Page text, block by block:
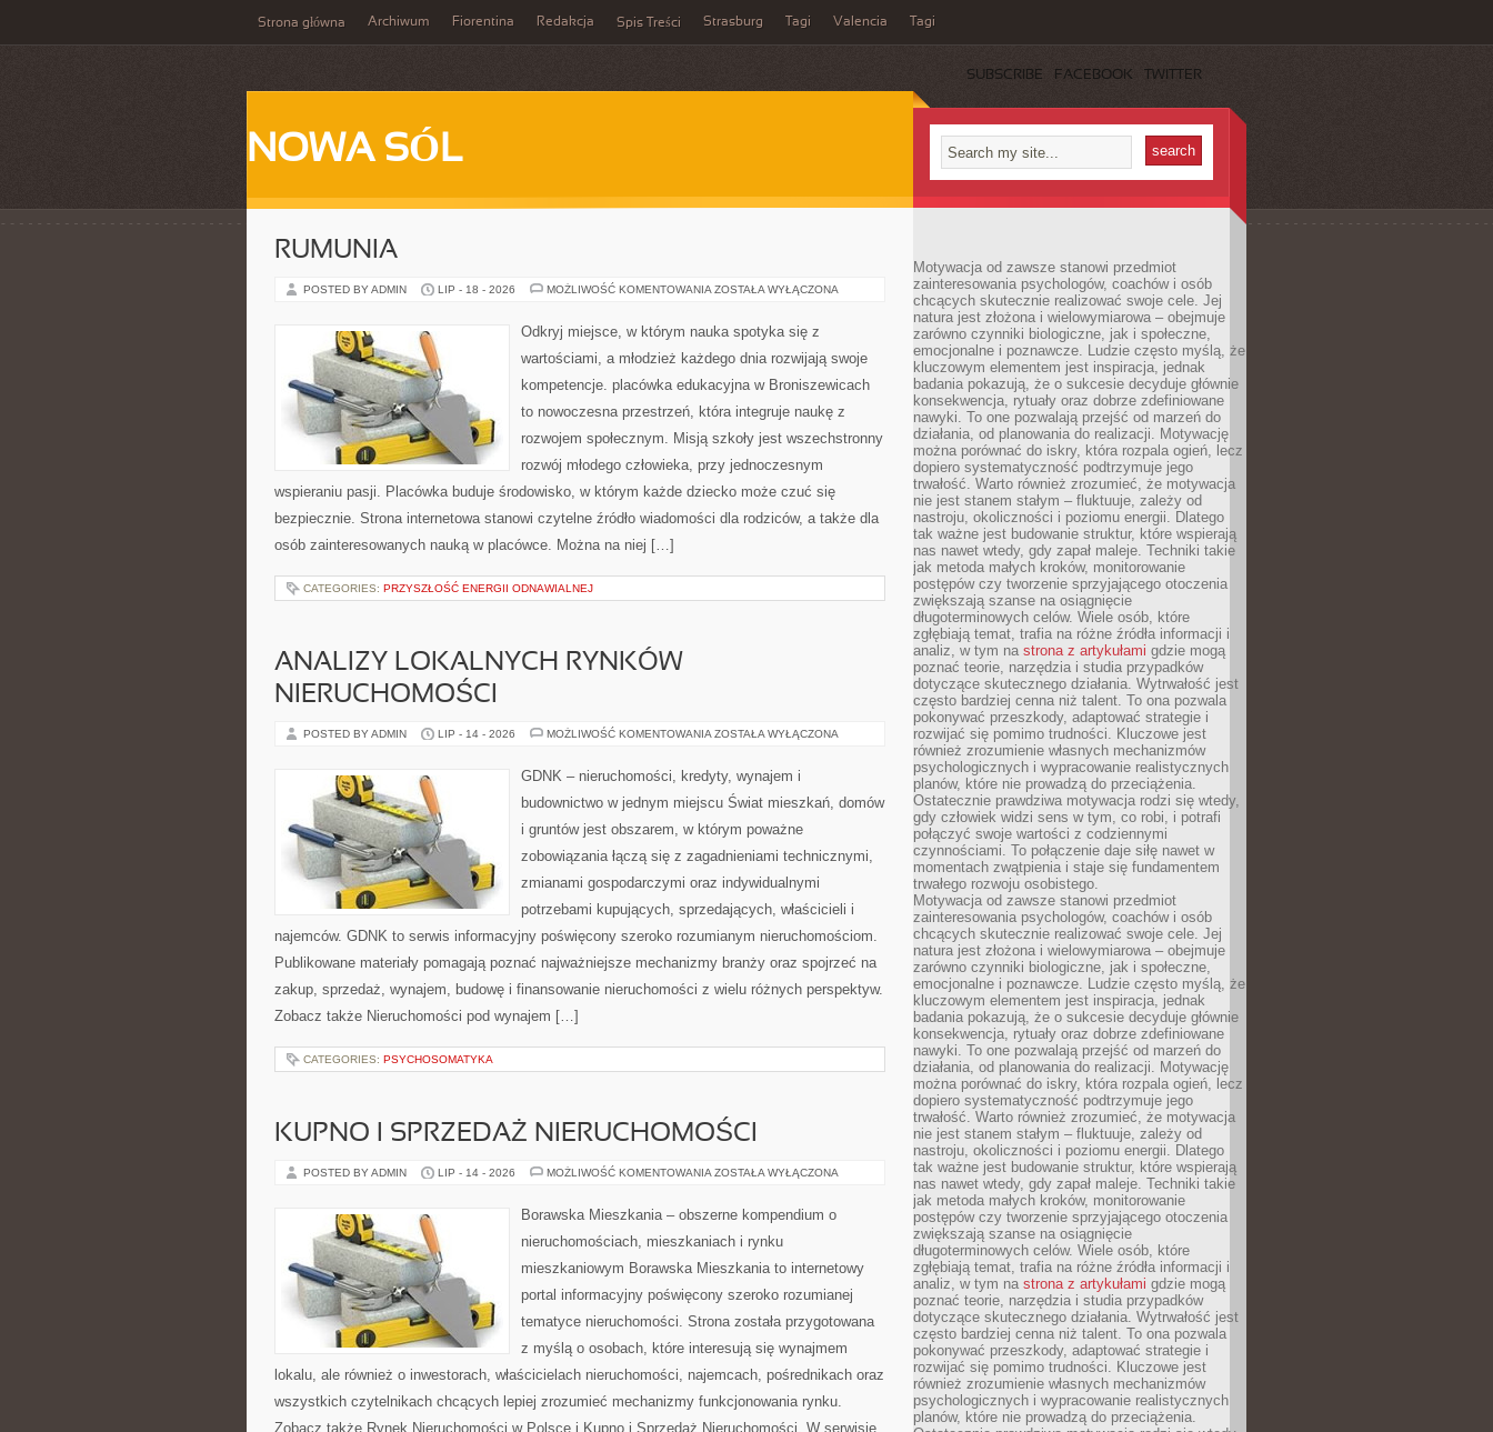
Strona główna Archiwum Fiorentina Redakcja Spis Treści Strasburg Tagi Valencia Tagi
SUBSCRIBE FACEBOOK TWITTER
NOWA SÓL
RUMUNIA
POSTED BY ADMIN LIP - 18 - 2026 MOŻLIWOŚĆ KOMENTOWANIA RUMUNIA
ZOSTAŁA WYŁĄCZONA
Odkryj miejsce, w którym nauka spotyka się z
wartościami, a młodzież każdego dnia rozwijają swoje
kompetencje. placówka edukacyjna w Broniszewicach
to nowoczesna przestrzeń, która integruje naukę z
rozwojem społecznym. Misją szkoły jest wszechstronny
rozwój młodego człowieka, przy jednoczesnym
wspieraniu pasji. Placówka buduje środowisko, w którym każde dziecko może czuć się
bezpiecznie. Strona internetowa stanowi czytelne źródło wiadomości dla rodziców, a także dla
osób zainteresowanych nauką w placówce. Można na niej […]
CATEGORIES: PRZYSZŁOŚĆ ENERGII ODNAWIALNEJ
ANALIZY LOKALNYCH RYNKÓW
NIERUCHOMOŚCI
POSTED BY ADMIN LIP - 14 - 2026 MOŻLIWOŚĆ KOMENTOWANIA ANALIZY
NIERUCHOMOŚCI
ZOSTAŁA WYŁĄCZONA
GDNK – nieruchomości, kredyty, wynajem i
budownictwo w jednym miejscu Świat mieszkań, domów
i gruntów jest obszarem, w którym poważne
zobowiązania łączą się z zagadnieniami technicznymi,
zmianami gospodarczymi oraz indywidualnymi
potrzebami kupujących, sprzedających, właścicieli i
najemców. GDNK to serwis informacyjny poświęcony szeroko rozumianym nieruchomościom.
Publikowane materiały pomagają poznać najważniejsze mechanizmy branży oraz spojrzeć na
zakup, sprzedaż, wynajem, budowę i finansowanie nieruchomości z wielu różnych perspektyw.
Zobacz także Nieruchomości pod wynajem […]
CATEGORIES: PSYCHOSOMATYKA
KUPNO I SPRZEDAŻ NIERUCHOMOŚCI
POSTED BY ADMIN LIP - 14 - 2026 MOŻLIWOŚĆ KOMENTOWANIA KUPNO
NIERUCHOMOŚCI
ZOSTAŁA WYŁĄCZONA
Borawska Mieszkania – obszerne kompendium o
nieruchomościach, mieszkaniach i rynku
mieszkaniowym Borawska Mieszkania to internetowy
portal informacyjny poświęcony szeroko rozumianej
tematyce nieruchomości. Strona została przygotowana
z myślą o osobach, które interesują się wynajmem
lokalu, ale również o inwestorach, właścicielach nieruchomości, najemcach, pośrednikach oraz
wszystkich czytelnikach chcących lepiej zrozumieć mechanizmy funkcjonowania rynku.
Zobacz także Rynek Nieruchomości w Polsce i Kupno i Sprzedaż Nieruchomości. W serwisie
Motywacja od zawsze stanowi przedmiot
zainteresowania psychologów, coachów i osób
chcących skutecznie realizować swoje cele. Jej
natura jest złożona i wielowymiarowa – obejmuje
zarówno czynniki biologiczne, jak i społeczne,
emocjonalne i poznawcze. Ludzie często myślą, że
kluczowym elementem jest inspiracja, jednak
badania pokazują, że o sukcesie decyduje głównie
konsekwencja, rytuały oraz dobrze zdefiniowane
nawyki. To one pozwalają przejść od marzeń do
działania, od planowania do realizacji. Motywację
można porównać do iskry, która rozpala ogień, lecz
dopiero systematyczność podtrzymuje jego
trwałość. Warto również zrozumieć, że motywacja
nie jest stanem stałym – fluktuuje, zależy od
nastroju, okoliczności i poziomu energii. Dlatego
tak ważne jest budowanie struktur, które wspierają
nas nawet wtedy, gdy zapał maleje. Techniki takie
jak metoda małych kroków, monitorowanie
postępów czy tworzenie sprzyjającego otoczenia
zwiększają szanse na osiągnięcie
długoterminowych celów. Wiele osób, które
zgłębiają temat, trafia na różne źródła informacji i
analiz, w tym na strona z artykułami gdzie mogą
poznać teorie, narzędzia i studia przypadków
dotyczące skutecznego działania. Wytrwałość jest
często bardziej cenna niż talent. To ona pozwala
pokonywać przeszkody, adaptować strategie i
rozwijać się pomimo trudności. Kluczowe jest
również zrozumienie własnych mechanizmów
psychologicznych i wypracowanie realistycznych
planów, które nie prowadzą do przeciążenia.
Ostatecznie prawdziwa motywacja rodzi się wtedy,
gdy człowiek widzi sens w tym, co robi, i potrafi
połączyć swoje wartości z codziennymi
czynnościami. To połączenie daje siłę nawet w
momentach zwątpienia i staje się fundamentem
trwałego rozwoju osobistego.
Motywacja od zawsze stanowi przedmiot
zainteresowania psychologów, coachów i osób
chcących skutecznie realizować swoje cele. Jej
natura jest złożona i wielowymiarowa – obejmuje
zarówno czynniki biologiczne, jak i społeczne,
emocjonalne i poznawcze. Ludzie często myślą, że
kluczowym elementem jest inspiracja, jednak
badania pokazują, że o sukcesie decyduje głównie
konsekwencja, rytuały oraz dobrze zdefiniowane
nawyki. To one pozwalają przejść od marzeń do
działania, od planowania do realizacji. Motywację
można porównać do iskry, która rozpala ogień, lecz
dopiero systematyczność podtrzymuje jego
trwałość. Warto również zrozumieć, że motywacja
nie jest stanem stałym – fluktuuje, zależy od
nastroju, okoliczności i poziomu energii. Dlatego
tak ważne jest budowanie struktur, które wspierają
nas nawet wtedy, gdy zapał maleje. Techniki takie
jak metoda małych kroków, monitorowanie
postępów czy tworzenie sprzyjającego otoczenia
zwiększają szanse na osiągnięcie
długoterminowych celów. Wiele osób, które
zgłębiają temat, trafia na różne źródła informacji i
analiz, w tym na strona z artykułami gdzie mogą
poznać teorie, narzędzia i studia przypadków
dotyczące skutecznego działania. Wytrwałość jest
często bardziej cenna niż talent. To ona pozwala
pokonywać przeszkody, adaptować strategie i
rozwijać się pomimo trudności. Kluczowe jest
również zrozumienie własnych mechanizmów
psychologicznych i wypracowanie realistycznych
planów, które nie prowadzą do przeciążenia.